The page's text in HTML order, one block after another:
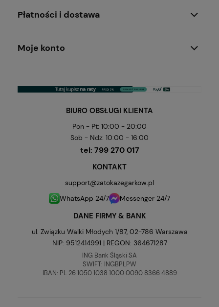
Płatności i dostawa
Moje konto
BIURO OBSŁUGI KLIENTA
Pon - Pt: 10:00 - 20:00
Sob - Ndz: 10:00 - 16:00
tel: 799 270 017
KONTAKT
support@zatokazegarkow.pl
WhatsApp 24/7
Messenger 24/7
DANE FIRMY & BANK
ul. Związku Walki Młodych 1/87, 02-786 Warszawa
NIP: 9512414991 | REGON: 364671287
ING Bank Śląski SA
SWIFT: INGBPLPW
IBAN: PL 26 1050 1038 1000 0090 8366 4889